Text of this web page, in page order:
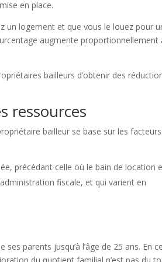
en place.
un logement et que vous le louez pour
augmente proportionnellement
bailleurs d’obtenir des
ressources
bailleur se base sur les facteurs
précédant celle où le bain de location
fiscale, et qui varient en
parents jusqu’à l’âge de 25 ans. En
du quotient familial n’est pas du